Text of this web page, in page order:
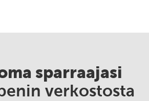
sparraajasi
verkostosta